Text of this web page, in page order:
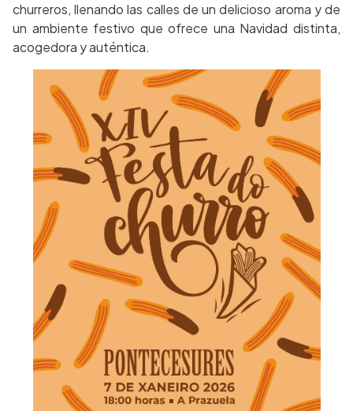
churreros, llenando las calles de un delicioso aroma y de
un ambiente festivo que ofrece una Navidad distinta,
acogedora y auténtica.